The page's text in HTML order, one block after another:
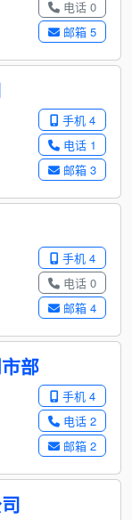
电话 0
邮箱 5
手机 4
电话 1
邮箱 3
手机 4
电话 0
邮箱 4
部
手机 4
电话 2
邮箱 2